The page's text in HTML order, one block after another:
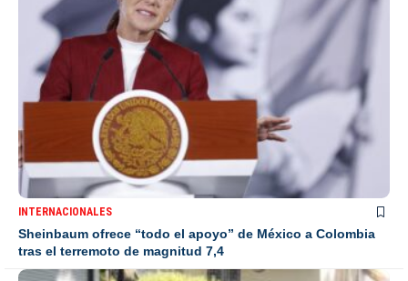
INTERNACIONALES
Sheinbaum ofrece “todo el apoyo” de México a Colombia
tras el terremoto de magnitud 7,4